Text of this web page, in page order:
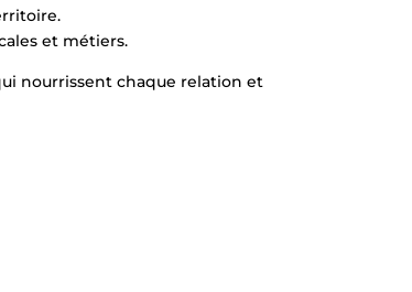
et métiers.
nourrissent chaque relation et